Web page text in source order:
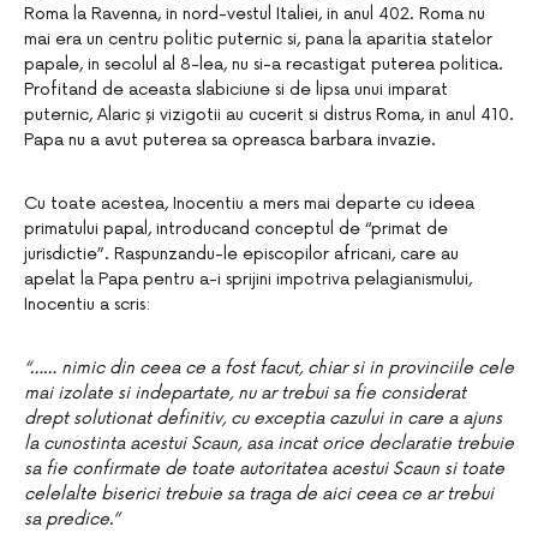
Roma la Ravenna, in nord-vestul Italiei, in anul 402. Roma nu
mai era un centru politic puternic si, pana la aparitia statelor
papale, in secolul al 8-lea, nu si-a recastigat puterea politica.
Profitand de aceasta slabiciune si de lipsa unui imparat
puternic, Alaric și vizigotii au cucerit si distrus Roma, in anul 410.
Papa nu a avut puterea sa opreasca barbara invazie.
Cu toate acestea, Inocentiu a mers mai departe cu ideea
primatului papal, introducand conceptul de “primat de
jurisdictie”. Raspunzandu-le episcopilor africani, care au
apelat la Papa pentru a-i sprijini impotriva pelagianismului,
Inocentiu a scris:
“…… nimic din ceea ce a fost facut, chiar si in provinciile cele
mai izolate si indepartate, nu ar trebui sa fie considerat
drept solutionat definitiv, cu exceptia cazului in care a ajuns
la cunostinta acestui Scaun, asa incat orice declaratie trebuie
sa fie confirmate de toate autoritatea acestui Scaun si toate
celelalte biserici trebuie sa traga de aici ceea ce ar trebui
sa predice.”